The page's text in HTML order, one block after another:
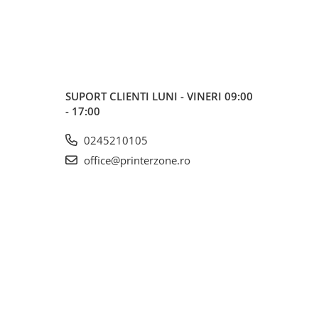
SUPORT CLIENTI LUNI - VINERI 09:00
- 17:00
0245210105
office@printerzone.ro